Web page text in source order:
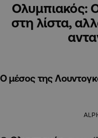
Ολυμπιακός:
στη λίστα,
Ο μέσος της